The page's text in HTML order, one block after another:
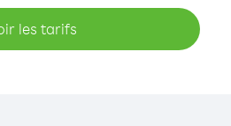
les tarifs